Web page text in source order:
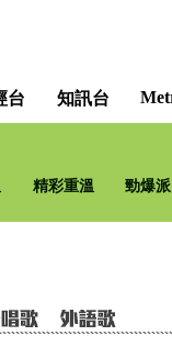
台 知訊台
精彩重溫 勁爆